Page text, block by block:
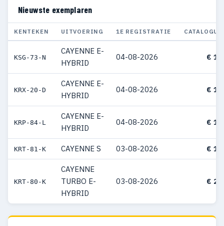
Nieuwste exemplaren
KENTEKEN UITVOERING 1E REGISTRATIE
KSG-73-N
CAYENNE E-
HYBRID
04-08-2026 €
KRX-20-D
CAYENNE E-
HYBRID
04-08-2026 €
KRP-84-L
CAYENNE E-
HYBRID
04-08-2026 €
KRT-81-K CAYENNE S 03-08-2026 €
KRT-80-K
CAYENNE
TURBO E-
HYBRID
03-08-2026 €